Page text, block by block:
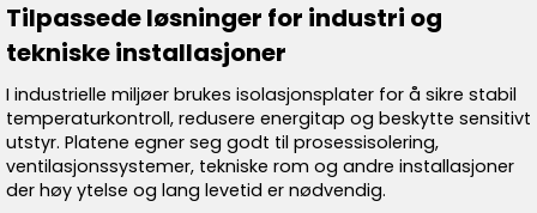
Tilpassede løsninger for industri og
tekniske installasjoner
I industrielle miljøer brukes isolasjonsplater for å sikre stabil
temperaturkontroll, redusere energitap og beskytte sensitivt
utstyr. Platene egner seg godt til prosessisolering,
ventilasjonssystemer, tekniske rom og andre installasjoner
der høy ytelse og lang levetid er nødvendig.